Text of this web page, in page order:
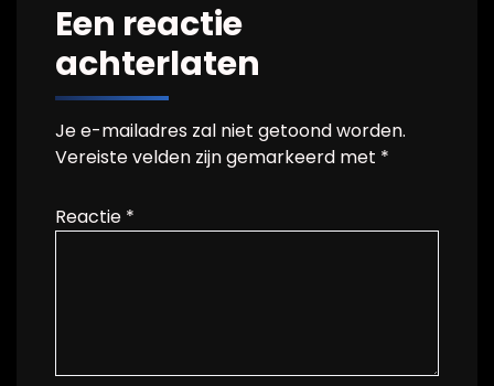
Een reactie
achterlaten
Je e-mailadres zal niet getoond worden.
Vereiste velden zijn gemarkeerd met *
Reactie *